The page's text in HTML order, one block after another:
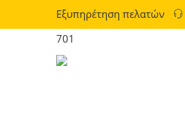
Εξυπηρέτηση πελατών
701